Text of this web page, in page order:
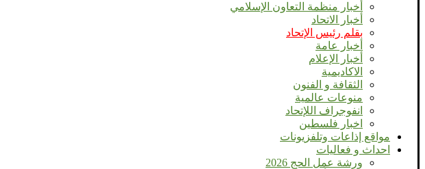
أخبار منظمة التعاون الإسلامي
أخبار الاتحاد
بقلم رئيس الإتحاد
أخبار عامة
أخبار الإعلام
الاكاديمية
الثقافة و الفنون
منوعات عالمية
انفوجراف اللإتحاد
اخبار فلسطين
مواقع إذاعات وتلفزيونات
احداث و فعاليات
ورشة عمل الحج 2026